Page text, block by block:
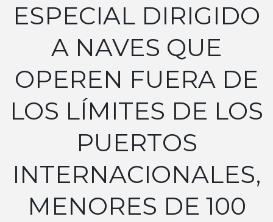
ESPECIAL DIRIGIDO
A NAVES QUE
OPEREN FUERA DE
LOS LÍMITES DE LOS
PUERTOS
INTERNACIONALES,
MENORES DE 100